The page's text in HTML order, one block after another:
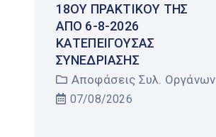
18ΟΥ ΠΡΑΚΤΙΚΟΎ ΤΗΣ
ΑΠΌ 6-8-2026
ΚΑΤΕΠΕΊΓΟΥΣΑΣ
ΣΥΝΕΔΡΊΑΣΗΣ
Αποφάσεις Συλ. Οργάνων
07/08/2026